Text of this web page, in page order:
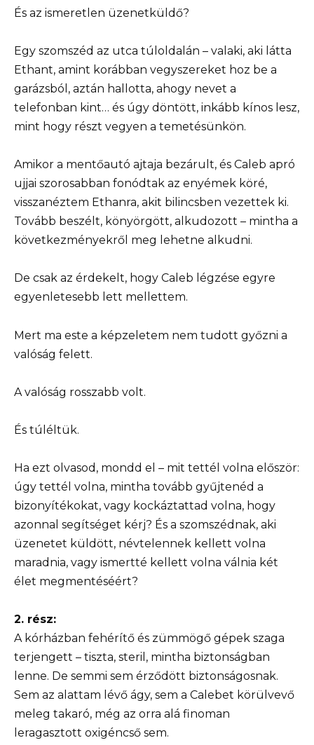
És az ismeretlen üzenetküldő?
Egy szomszéd az utca túloldalán – valaki, aki látta
Ethant, amint korábban vegyszereket hoz be a
garázsból, aztán hallotta, ahogy nevet a
telefonban kint… és úgy döntött, inkább kínos lesz,
mint hogy részt vegyen a temetésünkön.
Amikor a mentőautó ajtaja bezárult, és Caleb apró
ujjai szorosabban fonódtak az enyémek köré,
visszanéztem Ethanra, akit bilincsben vezettek ki.
Tovább beszélt, könyörgött, alkudozott – mintha a
következményekről meg lehetne alkudni.
De csak az érdekelt, hogy Caleb légzése egyre
egyenletesebb lett mellettem.
Mert ma este a képzeletem nem tudott győzni a
valóság felett.
A valóság rosszabb volt.
És túléltük.
Ha ezt olvasod, mondd el – mit tettél volna először:
úgy tettél volna, mintha tovább gyűjtenéd a
bizonyítékokat, vagy kockáztattad volna, hogy
azonnal segítséget kérj? És a szomszédnak, aki
üzenetet küldött, névtelennek kellett volna
maradnia, vagy ismertté kellett volna válnia két
élet megmentéséért?
2. rész:
A kórházban fehérítő és zümmögő gépek szaga
terjengett – tiszta, steril, mintha biztonságban
lenne. De semmi sem érződött biztonságosnak.
Sem az alattam lévő ágy, sem a Calebet körülvevő
meleg takaró, még az orra alá finoman
leragasztott oxigéncső sem.